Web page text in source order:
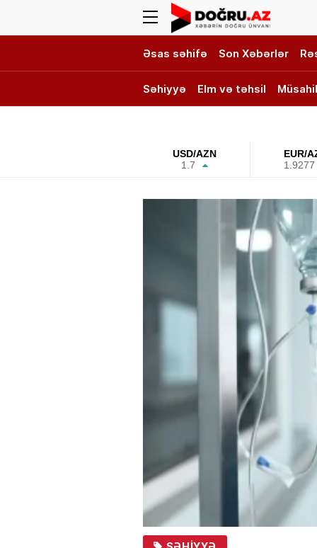
Əsas səhifə Son Xəbərlər
Səhiyyə Elm və təhsil
USD/AZN
1.7
EUR/
1.9277